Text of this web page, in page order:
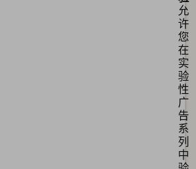
允
许
您
在
实
验
性
广
告
系
列
中